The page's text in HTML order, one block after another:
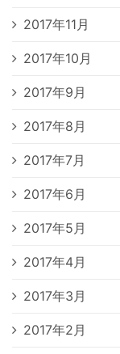
2017年11月
2017年10月
2017年9月
2017年8月
2017年7月
2017年6月
2017年5月
2017年4月
2017年3月
2017年2月